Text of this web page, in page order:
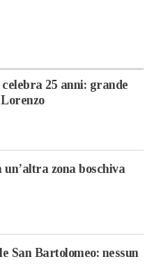
25 anni: grande
zona boschiva
San Bartolomeo: nessun